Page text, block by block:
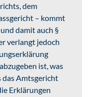
dem
– kommt
damit auch §
verlangt jedoch
ist, was
das Amtsgericht
Erklärungen